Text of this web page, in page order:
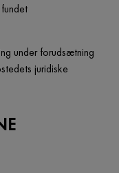
under forudsætning
juridiske